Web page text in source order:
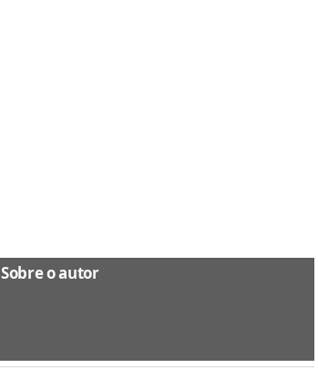
Sobre o autor